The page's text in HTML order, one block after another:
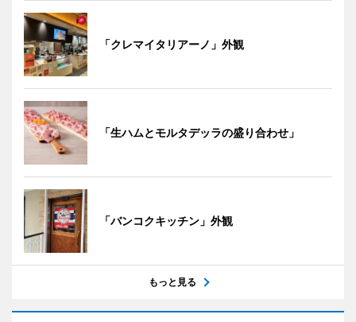
「クレマイタリアーノ」外観
「生ハムとモルタデッラの盛り合わせ」
「バンコクキッチン」外観
もっと見る